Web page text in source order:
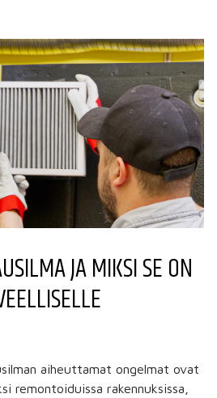
JA MIKSI SE ON
aiheuttamat ongelmat ovat
remontoiduissa rakennuksissa,